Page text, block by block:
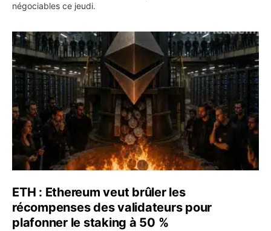
négociables ce jeudi.
ETH : Ethereum veut brûler les récompenses des
ETH : Ethereum veut brûler les
récompenses des validateurs pour
plafonner le staking à 50 %